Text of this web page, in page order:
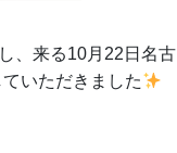
、来る10月22日名古
いただきました